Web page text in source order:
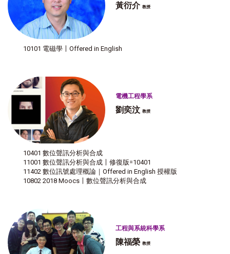
黃衍介 教授
10101 電磁學〡Offered in English
電機工程學系
劉奕汶 教授
10401 數位聲訊分析與合成
11001 數位聲訊分析與合成〡修復版=10401
11402 數位訊號處理概論｜Offered in English 授權版
10802 2018 Moocs〡數位聲訊分析與合成
工程與系統科學系
陳福榮 教授